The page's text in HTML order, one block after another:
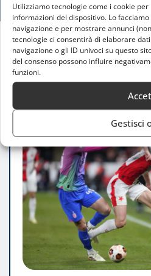
Utilizziamo tecnologie come i cookie
informazioni del dispositivo. Lo
navigazione e per mostrare annunci
tecnologie ci consentirà di elaborare
navigazione o gli ID univoci su questo
del consenso possono influire
funzioni.
Gestisci
Home
Il caso Gabbia: tra
maggiore considerazione